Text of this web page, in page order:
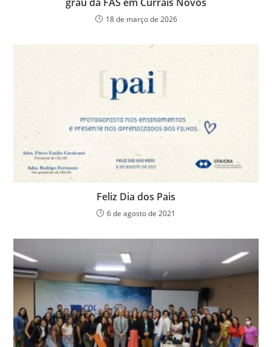
18 de março de 2026
Feliz Dia dos Pais
6 de agosto de 2021